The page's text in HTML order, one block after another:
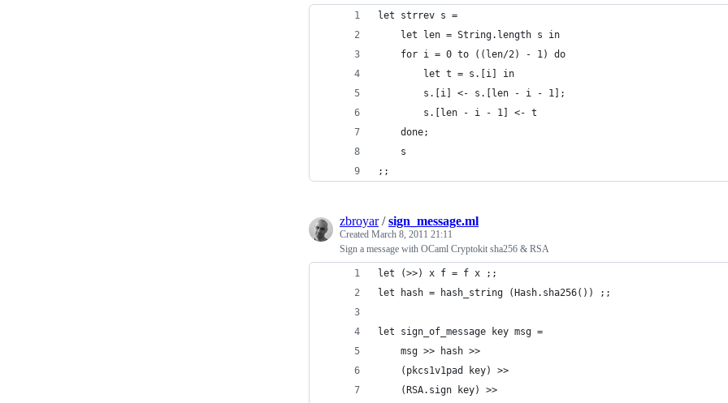
let strrev s =
	let len = String.length s in
	for i = 0 to ((len/2) - 1) do
		let t = s.[i] in
		s.[i] <- s.[len - i - 1];
		s.[len - i - 1] <- t
	done;
	s
;;
zbroyar/sign_message.ml
Created March 8, 2011 21:11
Sign a message with OCaml Cryptokit sha256 & RSA
let (>>) x f = f x ;;
let hash = hash_string (Hash.sha256()) ;;
let sign_of_message key msg =
	msg >> hash >>
	(pkcs1v1pad key) >>
	(RSA.sign key) >>